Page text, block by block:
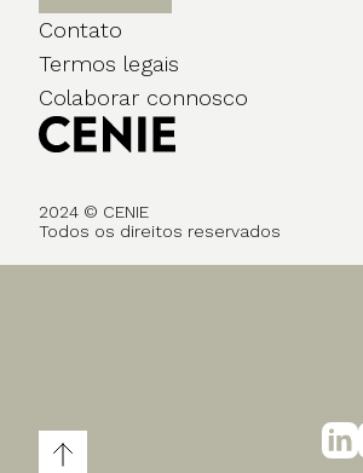
Contato
Termos legais
Colaborar connosco
2024 © CENIE
Todos os direitos reservados